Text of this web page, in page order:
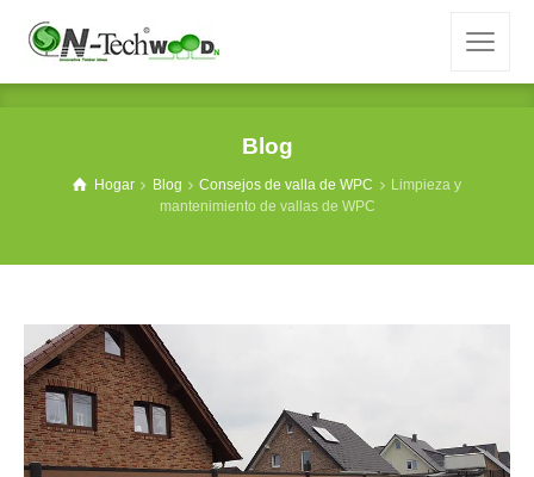
Blog
Hogar Blog Consejos de valla de WPC
Limpieza y
mantenimiento de vallas de WPC